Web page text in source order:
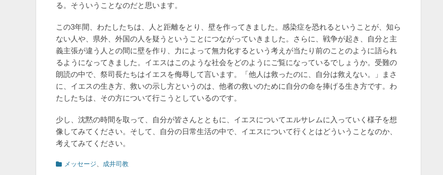
る。そういうことなのだと思います。
この3年間、わたしたちは、人と距離をとり、壁を作ってきました。感染症を恐れるということが、知ら
ない人や、県外、外国の人を疑うということにつながっていきました。さらに、戦争が起き、自分と主
義主張が違う人との間に壁を作り、力によって無力化するという考えが当たり前のことのように語られ
るようになってきました。イエスはこのような社会をどのようにご覧になっているでしょうか。受難の
朗読の中で、祭司長たちはイエスを侮辱して言います。「他人は救ったのに、自分は救えない。」まさ
に、イエスの生き方、救いの示し方というのは、他者の救いのために自分の命を捧げる生き方です。わ
たしたちは、その方について行こうとしているのです。
少し、沈黙の時間を取って、自分が皆さんとともに、イエスについてエルサレムに入っていく様子を想
像してみてください。そして、自分の日常生活の中で、イエスについて行くとはどういうことなのか、
考えてみてください。
カ メッセージ 成井司教